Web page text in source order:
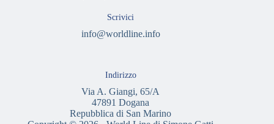
Scrivici
info@worldline.info
Indirizzo
Via A. Giangi, 65/A
47891 Dogana
Repubblica di San Marino